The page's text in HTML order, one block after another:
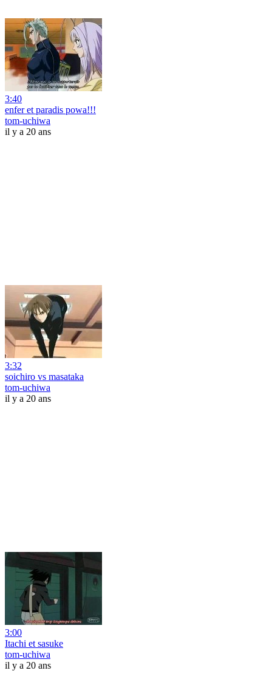
3:40
enfer et paradis powa!!!
tom-uchiwa
il y a 20 ans
3:32
soichiro vs masataka
tom-uchiwa
il y a 20 ans
3:00
Itachi et sasuke
tom-uchiwa
il y a 20 ans